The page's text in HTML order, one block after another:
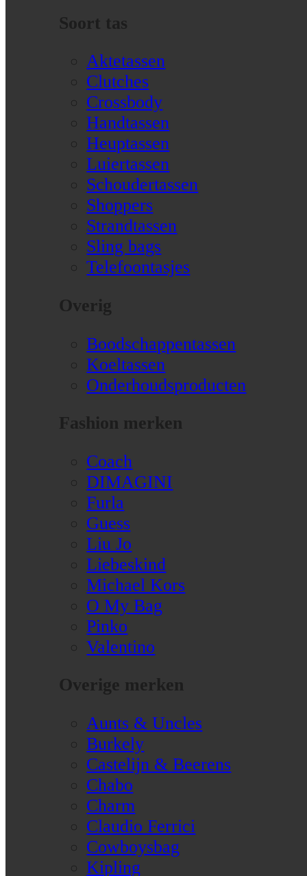
Soort tas
Aktetassen
Clutches
Crossbody
Handtassen
Heuptassen
Luiertassen
Schoudertassen
Shoppers
Strandtassen
Sling bags
Telefoontasjes
Overig
Boodschappentassen
Koeltassen
Onderhoudsproducten
Fashion merken
Coach
DIMAGINI
Furla
Guess
Liu Jo
Liebeskind
Michael Kors
O My Bag
Pinko
Valentino
Overige merken
Aunts & Uncles
Burkely
Castelijn & Beerens
Chabo
Charm
Claudio Ferrici
Cowboysbag
Kipling